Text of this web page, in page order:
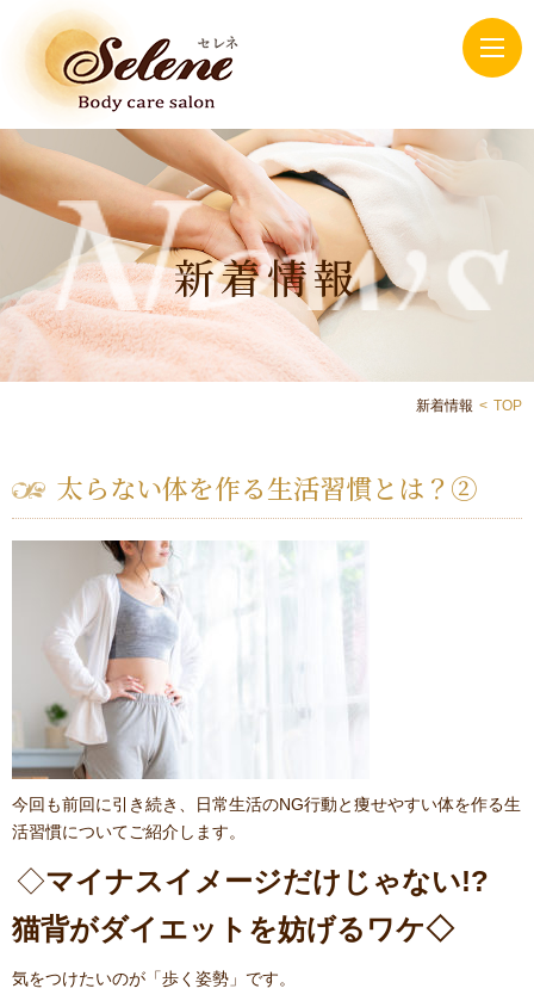
新着情報
TOP
新着情報
太らない体を作る生活習慣とは？②
今回も前回に引き続き、日常生活のNG行動と痩せやすい体を作る生
活習慣についてご紹介します。
◇マイナスイメージだけじゃない!?
猫背がダイエットを妨げるワケ◇
気をつけたいのが「歩く姿勢」です。